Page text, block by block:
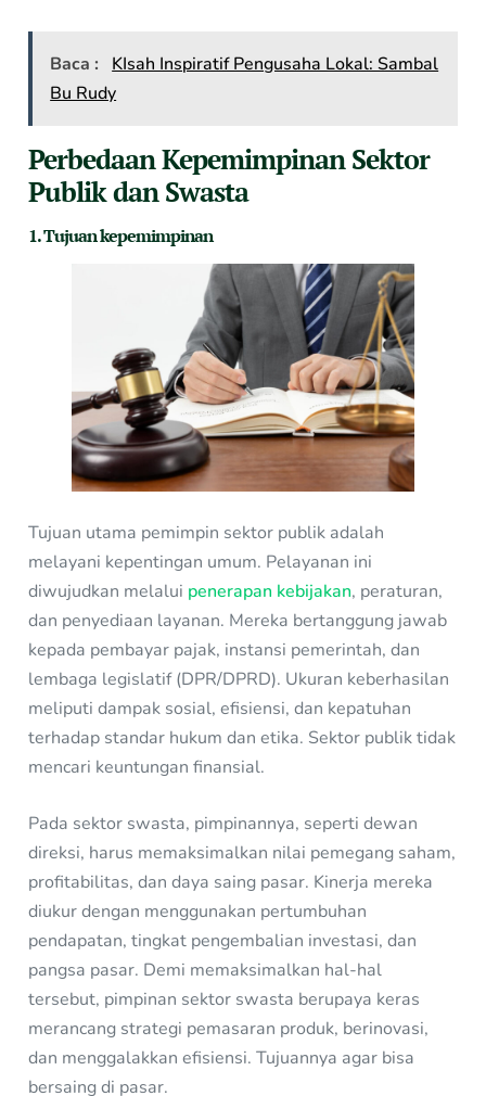
Baca :
KIsah Inspiratif Pengusaha Lokal: Sambal
Bu Rudy
Perbedaan Kepemimpinan Sektor
Publik dan Swasta
1. Tujuan kepemimpinan
Tujuan utama pemimpin sektor publik adalah
melayani kepentingan umum. Pelayanan ini
diwujudkan melalui penerapan kebijakan, peraturan,
dan penyediaan layanan. Mereka bertanggung jawab
kepada pembayar pajak, instansi pemerintah, dan
lembaga legislatif (DPR/DPRD). Ukuran keberhasilan
meliputi dampak sosial, efisiensi, dan kepatuhan
terhadap standar hukum dan etika. Sektor publik tidak
mencari keuntungan finansial.
Pada sektor swasta, pimpinannya, seperti dewan
direksi, harus memaksimalkan nilai pemegang saham,
profitabilitas, dan daya saing pasar. Kinerja mereka
diukur dengan menggunakan pertumbuhan
pendapatan, tingkat pengembalian investasi, dan
pangsa pasar. Demi memaksimalkan hal-hal
tersebut, pimpinan sektor swasta berupaya keras
merancang strategi pemasaran produk, berinovasi,
dan menggalakkan efisiensi. Tujuannya agar bisa
bersaing di pasar.